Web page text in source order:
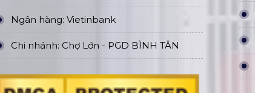
Ngân hàng: Vietinbank
Chi nhánh: Chợ Lớn - PGD BÌNH TÂN